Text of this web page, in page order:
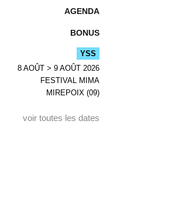
AGENDA
BONUS
YSS
8 AOÛT > 9 AOÛT 2026
FESTIVAL MIMA
MIREPOIX (09)
voir toutes les dates